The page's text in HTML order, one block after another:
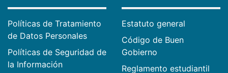
Políticas de Tratamiento
de Datos Personales
Políticas de Seguridad de
la Información
Estatuto general
Código de Buen
Gobierno
Reglamento estudiantil